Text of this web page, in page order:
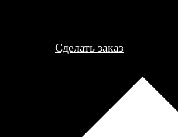
Сделать заказ